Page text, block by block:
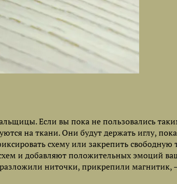
Если вы пока не пользовались
на ткани. Они будут держать иглу,
схему или закрепить свободную
и добавляют положительных эмоций
ниточки, прикрепили магнитик,